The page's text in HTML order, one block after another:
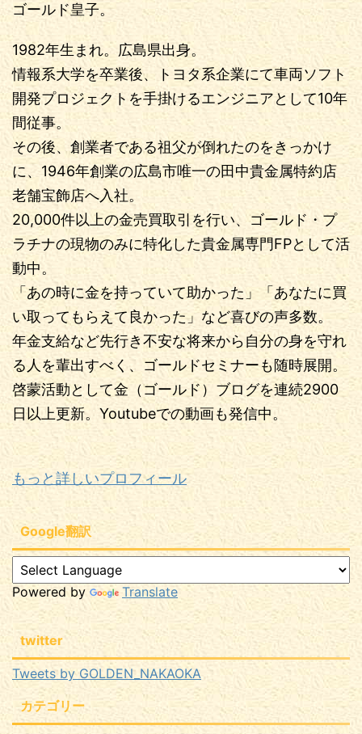
ゴールド皇子。
1982年生まれ。広島県出身。
情報系大学を卒業後、トヨタ系企業にて車両ソフト
開発プロジェクトを手掛けるエンジニアとして10年
間従事。
その後、創業者である祖父が倒れたのをきっかけ
に、1946年創業の広島市唯一の田中貴金属特約店
老舗宝飾店へ入社。
20,000件以上の金売買取引を行い、ゴールド・プ
ラチナの現物のみに特化した貴金属専門FPとして活
動中。
「あの時に金を持っていて助かった」「あなたに買
い取ってもらえて良かった」など喜びの声多数。
年金支給など先行き不安な将来から自分の身を守れ
る人を輩出すべく、ゴールドセミナーも随時展開。
啓蒙活動として金（ゴールド）ブログを連続2900
日以上更新。Youtubeでの動画も発信中。
もっと詳しいプロフィール
Google翻訳
Powered by Translate
twitter
Tweets by GOLDEN_NAKAOKA
カテゴリー